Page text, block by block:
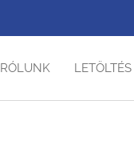
RÓLUNK LETÖLTÉS